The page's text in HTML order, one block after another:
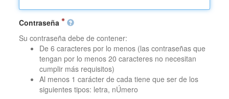
Contraseña
Su contraseña debe de contener:
De 6 caracteres por lo menos (las contraseñas que
tengan por lo menos 20 caracteres no necesitan
cumplir más requisitos)
Al menos 1 carácter de cada tiene que ser de los
siguientes tipos: letra, nÚmero